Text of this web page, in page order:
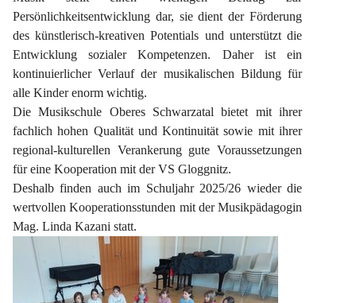
Persönlichkeitsentwicklung dar, sie dient der Förderung
des künstlerisch-kreativen Potentials und unterstützt die
Entwicklung sozialer Kompetenzen. Daher ist ein
kontinuierlicher Verlauf der musikalischen Bildung für
alle Kinder enorm wichtig.
Die Musikschule Oberes Schwarzatal bietet mit ihrer
fachlich hohen Qualität und Kontinuität sowie mit ihrer
regional-kulturellen Verankerung gute Voraussetzungen
für eine Kooperation mit der VS Gloggnitz.
Deshalb finden auch im Schuljahr 2025/26 wieder die
wertvollen Kooperationsstunden mit der Musikpädagogin
Mag. Linda Kazani statt.